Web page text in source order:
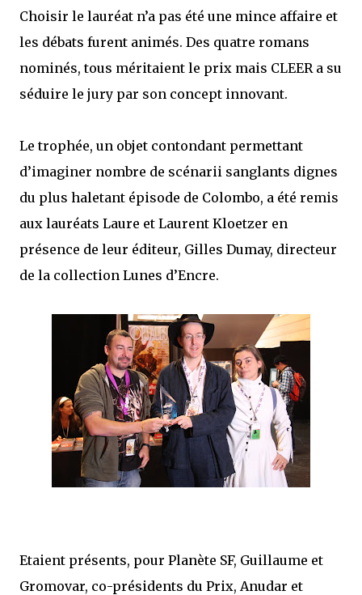
Choisir le lauréat n’a pas été une mince affaire et
les débats furent animés. Des quatre romans
nominés, tous méritaient le prix mais CLEER a su
séduire le jury par son concept innovant.
Le trophée, un objet contondant permettant
d’imaginer nombre de scénarii sanglants dignes
du plus haletant épisode de Colombo, a été remis
aux lauréats Laure et Laurent Kloetzer en
présence de leur éditeur, Gilles Dumay, directeur
de la collection Lunes d’Encre.
Etaient présents, pour Planète SF, Guillaume et
Gromovar, co-présidents du Prix, Anudar et